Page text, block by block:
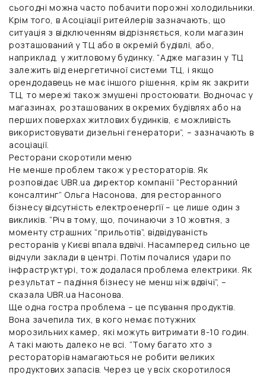
сьогодні можна часто побачити порожні холодильники.
Крім того, в Асоціації ритейлерів зазначають, що
ситуація з відключенням відрізняється, коли магазин
розташований у ТЦ або в окремій будівлі, або,
наприклад, у житловому будинку. “Адже магазин у ТЦ
залежить від енергетичної системи ТЦ, і якщо
орендодавець не має іншого рішення, крім як закрити
ТЦ, то мережі також змушені простоювати. Водночас у
магазинах, розташованих в окремих будівлях або на
перших поверхах житлових будинків, є можливість
використовувати дизельні генератори”, – зазначають в
асоціації.
Ресторани скоротили меню
Не менше проблем також у рестораторів. Як
розповідає UBR.ua директор компанії “Ресторанний
консалтинг” Ольга Насонова, для ресторанного
бізнесу відсутність електроенергії – це лише один з
викликів. “Річ в тому, що, починаючи з 10 жовтня, з
моменту страшних “прильотів”, відвідуваність
ресторанів у Києві впала вдвічі. Насамперед сильно це
відчули заклади в центрі. Потім почалися удари по
інфраструктурі, тож додалася проблема електрики. Як
результат – падіння бізнесу не менш ніж вдвічі”, –
сказала UBR.ua Насонова.
Ще одна гостра проблема – це псування продуктів.
Вона зачепила тих, в кого немає потужних
морозильних камер, які можуть витримати 8-10 годин.
А такі мають далеко не всі. “Тому багато хто з
рестораторів намагаються не робити великих
продуктових запасів. Через це у всіх скоротилося